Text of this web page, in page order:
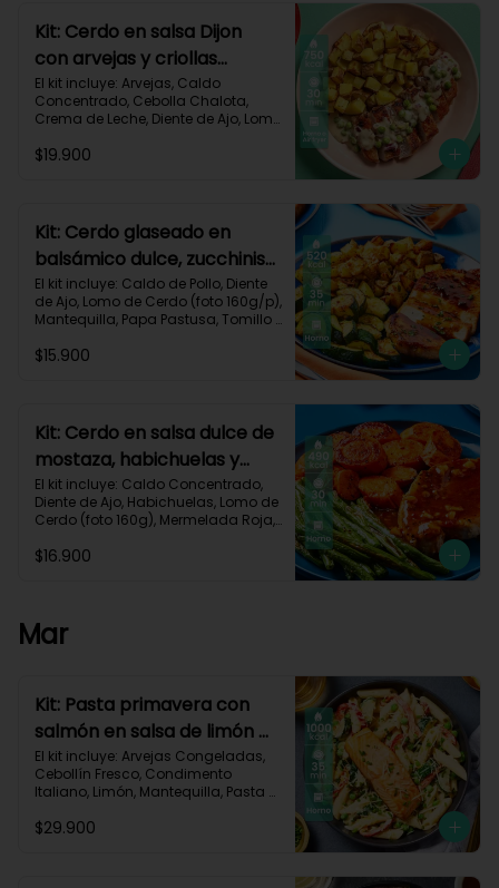
Kit: Cerdo en salsa Dijon
con arvejas y criollas
asadas-95
El kit incluye: Arvejas, Caldo
Concentrado, Cebolla Chalota,
Crema de Leche, Diente de Ajo, Lomo
Mostaza Dijon, Papa Criolla,
Carbohidratos 58g | Grasas 38g |
Proteínas 44g
$19.900
Kit: Cerdo glaseado en
balsámico dulce, zucchinis
y papas al tomillo-57
El kit incluye: Caldo de Pollo, Diente
de Ajo, Lomo de Cerdo (foto 160g/p),
Mantequilla, Papa Pastusa, Tomillo
Verde, Receta Impresa.
$15.900
Kit: Cerdo en salsa dulce de
mostaza, habichuelas y
zanahorias asadas-133
El kit incluye: Caldo Concentrado,
Diente de Ajo, Habichuelas, Lomo de
Cerdo (foto 160g), Mermelada Roja,
Impresa.
$16.900
Mar
Kit: Pasta primavera con
salmón en salsa de limón y
vegetales asados-123
El kit incluye: Arvejas Congeladas,
Cebollín Fresco, Condimento
Italiano, Limón, Mantequilla, Pasta
Queso Parmesano, Salmón (120g/p
$29.900